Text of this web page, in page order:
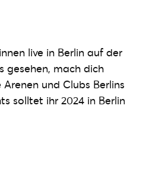
live in Berlin auf der
gesehen, mach dich
und Clubs Berlins
solltet ihr 2024 in Berlin